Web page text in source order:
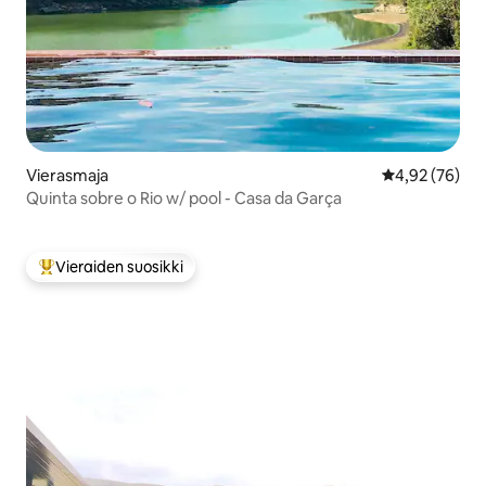
Vierasmaja
4,92 (76)
Quinta sobre o Rio w/ pool - Casa da Garça
Vieraiden suosikkien parhaimmistoa
Vieraiden suosikki